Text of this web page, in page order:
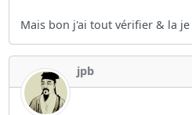
Mais bon j'ai tout vérifier & la
jpb